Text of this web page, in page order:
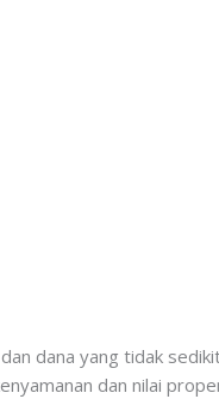
dana yang tidak
dan nilai